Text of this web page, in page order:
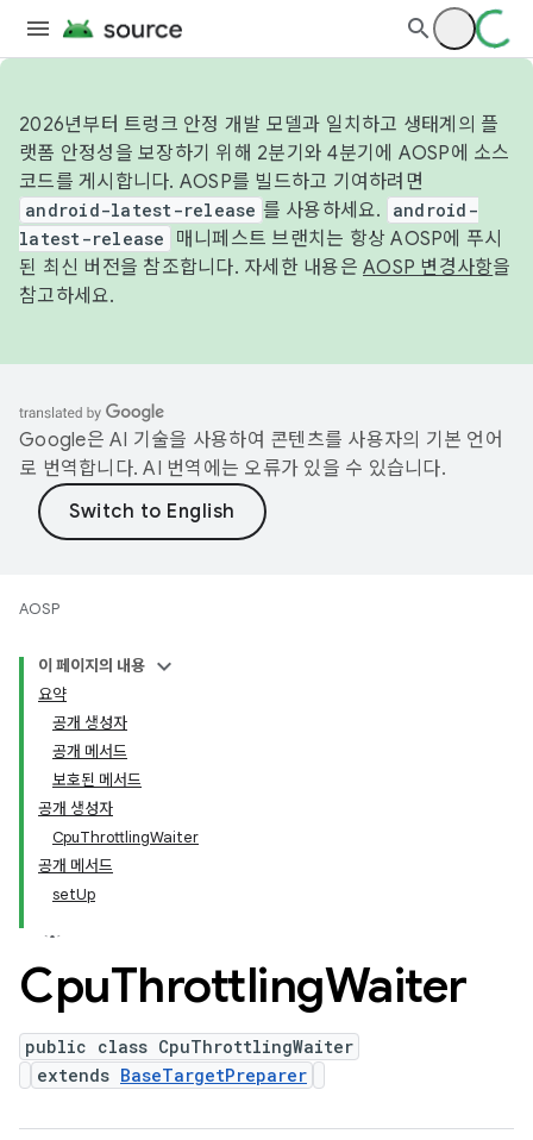
2026년부터 트렁크 안정 개발 모델과 일치하고 생태계의 플
랫폼 안정성을 보장하기 위해 2분기와 4분기에 AOSP에 소스
코드를 게시합니다. AOSP를 빌드하고 기여하려면
android-latest-release 를 사용하세요.
android-
latest-release
매니페스트 브랜치는 항상 AOSP에 푸시
된 최신 버전을 참조합니다. 자세한 내용은 AOSP 변경사항을
참고하세요.
Google은 AI 기술을 사용하여 콘텐츠를 사용자의 기본 언어
로 번역합니다. AI 번역에는 오류가 있을 수 있습니다.
AOSP
이 페이지의 내용
요약
공개 생성자
공개 메서드
보호된 메서드
공개 생성자
CpuThrottlingWaiter
공개 메서드
setUp
CpuThrottlingWaiter
public class CpuThrottlingWaiter
extends BaseTargetPreparer